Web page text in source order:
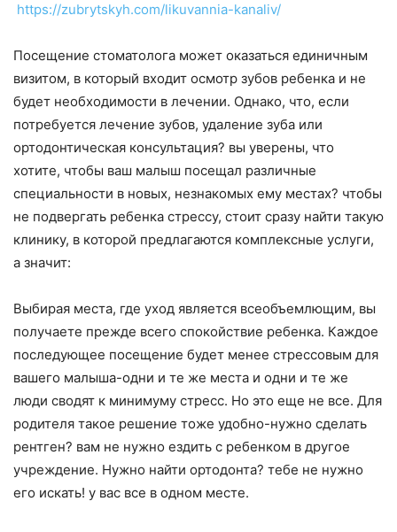
https://zubrytskyh.com/likuvannia-kanaliv/
Посещение стоматолога может оказаться единичным
визитом, в который входит осмотр зубов ребенка и не
будет необходимости в лечении. Однако, что, если
потребуется лечение зубов, удаление зуба или
ортодонтическая консультация? вы уверены, что
хотите, чтобы ваш малыш посещал различные
специальности в новых, незнакомых ему местах? чтобы
не подвергать ребенка стрессу, стоит сразу найти такую
клинику, в которой предлагаются комплексные услуги,
а значит:
Выбирая места, где уход является всеобъемлющим, вы
получаете прежде всего спокойствие ребенка. Каждое
последующее посещение будет менее стрессовым для
вашего малыша-одни и те же места и одни и те же
люди сводят к минимуму стресс. Но это еще не все. Для
родителя такое решение тоже удобно-нужно сделать
рентген? вам не нужно ездить с ребенком в другое
учреждение. Нужно найти ортодонта? тебе не нужно
его искать! у вас все в одном месте.